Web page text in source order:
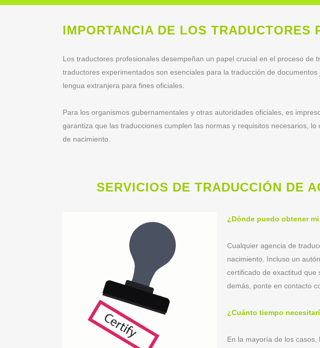
IMPORTANCIA DE LOS TRADUCTORES
Los traductores profesionales desempeñan un papel crucial en el proceso
traductores experimentados son esenciales para la traducción de
lengua extranjera para fines oficiales.
Para los organismos gubernamentales y otras autoridades oficiales, es
garantiza que las traducciones cumplen las normas y requisitos necesarios,
de nacimiento.
SERVICIOS DE TRADUCCIÓN DE
¿Dónde puedo obtener
Cualquier agencia de
nacimiento. Incluso un
certificado de exactitud que
demás, ponte en contacto
¿Cuánto tiempo
En la mayoría de los